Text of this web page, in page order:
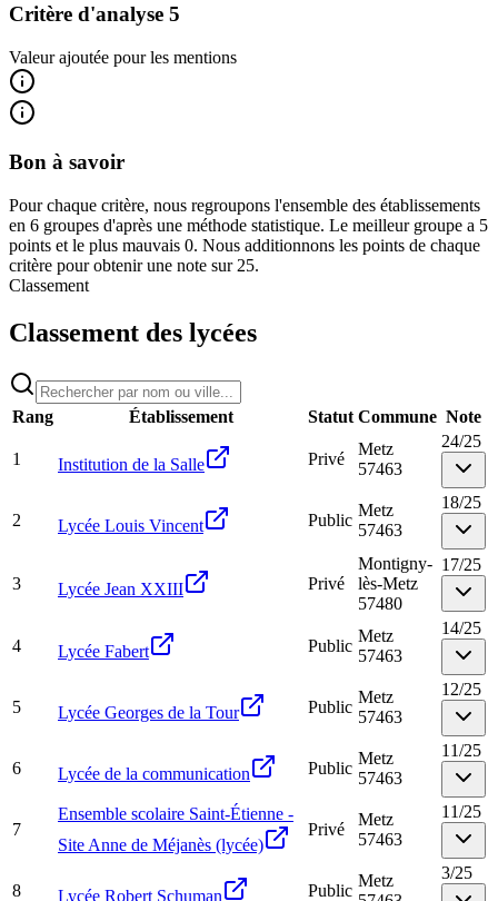
Critère d'analyse 5
Valeur ajoutée pour les mentions
Bon à savoir
Pour chaque critère, nous regroupons l'ensemble des établissements
en 6 groupes d'après une méthode statistique. Le meilleur groupe a 5
points et le plus mauvais 0. Nous additionnons les points de chaque
critère pour obtenir une note sur 25.
Classement
Classement des lycées
Rang Établissement Statut Commune Note
1 Institution de la Salle Privé
Metz
57463
24/25
2 Lycée Louis Vincent Public
Metz
57463
18/25
3 Lycée Jean XXIII Privé
Montigny-
lès-Metz
57480
17/25
4 Lycée Fabert Public
Metz
57463
14/25
5 Lycée Georges de la Tour Public
Metz
57463
12/25
6 Lycée de la communication Public
Metz
57463
11/25
7
Ensemble scolaire Saint-Étienne -
Site Anne de Méjanès (lycée)
Privé
Metz
57463
11/25
8 Lycée Robert Schuman Public
Metz
3/25